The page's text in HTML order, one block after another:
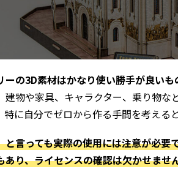
の3D素材はかなり使い勝手が良いも
建物や家具、キャラクター、乗り物
特に自分でゼロから作る手間を考える
と言っても実際の使用には注意が必
あり、ライセンスの確認は欠かせませ